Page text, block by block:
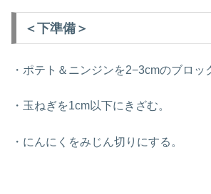
＜下準備＞
・ポテト＆ニンジンを2−3cmのブロッ
・玉ねぎを1cm以下にきざむ。
・にんにくをみじん切りにする。